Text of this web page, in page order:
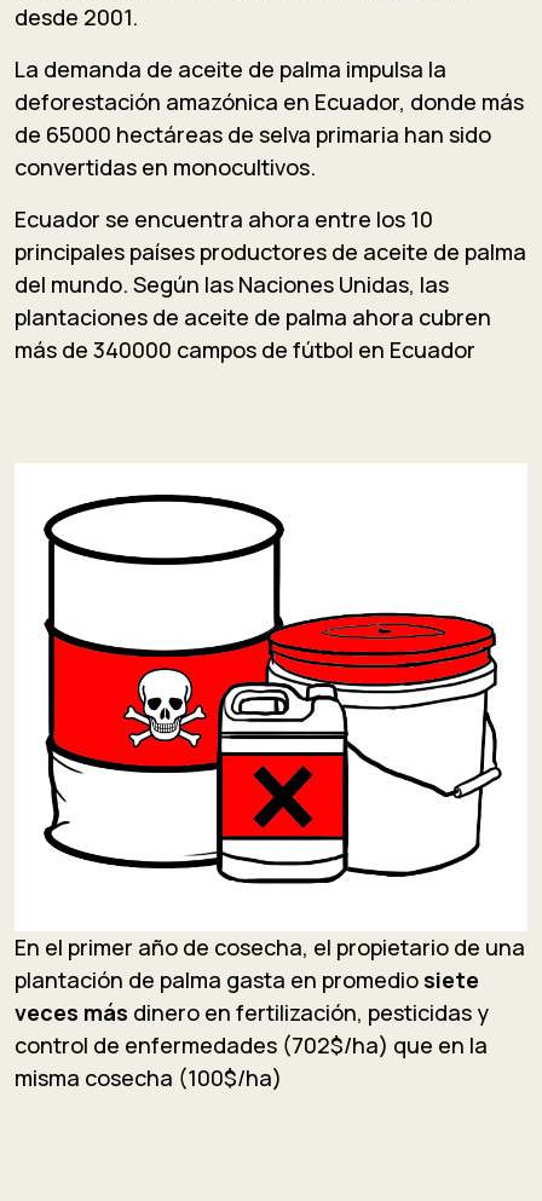
desde 2001.
La demanda de aceite de palma impulsa la
deforestación amazónica en Ecuador, donde más
de 65000 hectáreas de selva primaria han sido
convertidas en monocultivos.
Ecuador se encuentra ahora entre los 10
principales países productores de aceite de palma
del mundo. Según las Naciones Unidas, las
plantaciones de aceite de palma ahora cubren
más de 340000 campos de fútbol en Ecuador
En el primer año de cosecha, el propietario de una
plantación de palma gasta en promedio siete
veces más dinero en fertilización, pesticidas y
control de enfermedades (702$/ha) que en la
misma cosecha (100$/ha)